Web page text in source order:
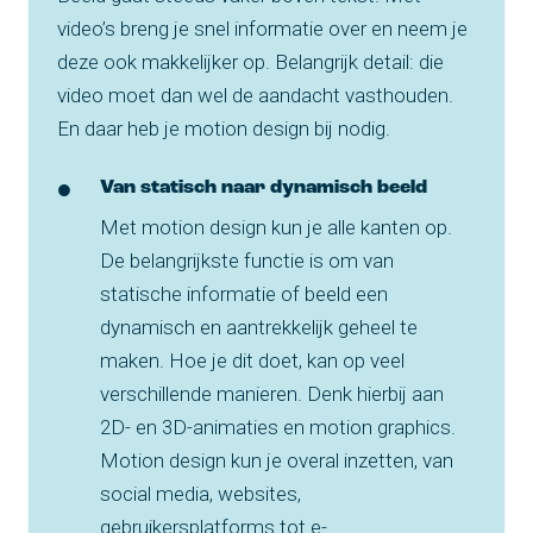
video’s breng je snel informatie over en neem je
deze ook makkelijker op. Belangrijk detail: die
video moet dan wel de aandacht vasthouden.
En daar heb je motion design bij nodig.
Van statisch naar dynamisch beeld
Met motion design kun je alle kanten op.
De belangrijkste functie is om van
statische informatie of beeld een
dynamisch en aantrekkelijk geheel te
maken. Hoe je dit doet, kan op veel
verschillende manieren. Denk hierbij aan
2D- en 3D-animaties en motion graphics.
Motion design kun je overal inzetten, van
social media, websites,
gebruikersplatforms tot e-